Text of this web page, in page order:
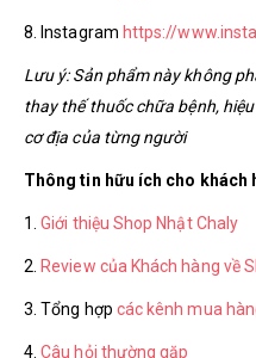
8. Instagram https://
Lưu ý: Sản phẩm này không
thay thế thuốc chữa bệnh,
cơ địa của từng người
Thông tin hữu ích cho khách
1.Giới thiệu Shop Nhật Chaly
2. Review của Khách hàng về
3. Tổng hợp các kênh mua
4.Câu hỏi thường gặp